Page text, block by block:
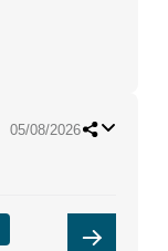
05/08/2026